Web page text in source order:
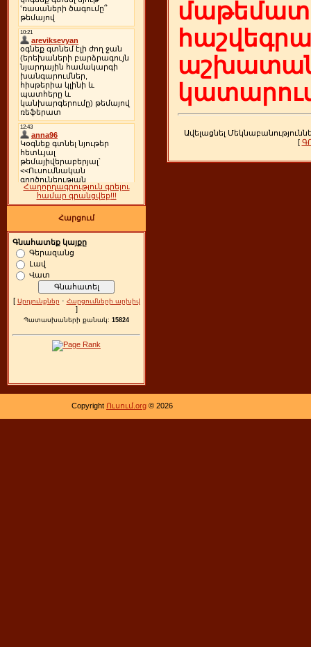
Հաղորդագրություն գրելու
համար գրանցվեք!!!
Հարցում
Գնահատեք կայքը
Գերազանց
Լավ
Վատ
[ Արդյունքներ · Հարցումների արխիվ
]
Պատասխաների քանակ: 15824
Ավելացնել
[
Copyright Ուսում.org © 2026